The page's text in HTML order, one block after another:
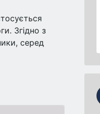
Згідно з
серед